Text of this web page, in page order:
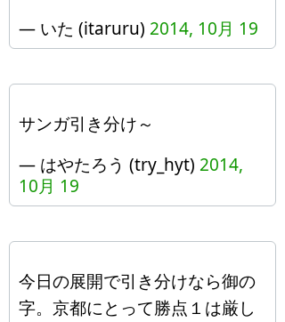
— いた (itaruru) 2014, 10月 19
サンガ引き分け～
— はやたろう (try_hyt) 2014,
10月 19
今日の展開で引き分けなら御の
字。京都にとって勝点１は厳し